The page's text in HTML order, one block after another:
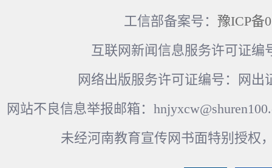
工信部备案号： 豫ICP备
互联网新闻信息服务许可证编
网络出版服务许可证编号：网出
网站不良信息举报邮箱：
未经河南教育宣传网书面特别授权